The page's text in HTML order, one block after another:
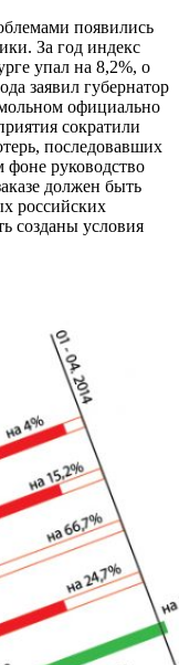
появились
За год индекс
упал на 8,2%, о
заявил губернатор
официально
сократили
последовавших
фоне руководство
должен быть
российских
созданы условия